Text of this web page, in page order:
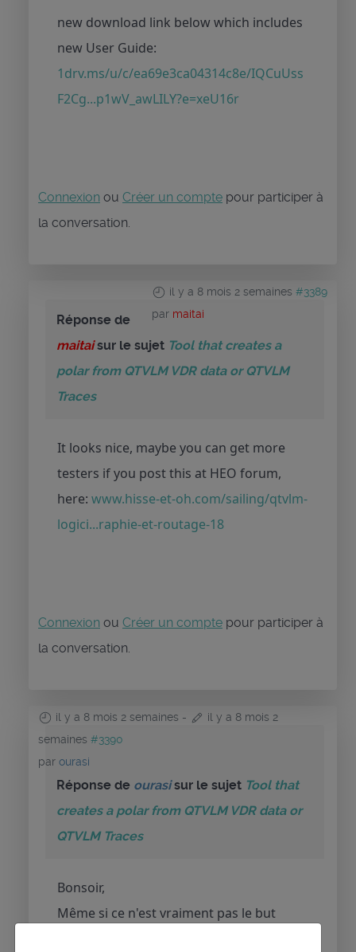
new download link below which includes
new User Guide:
1drv.ms/u/c/ea69e3ca04314c8e/IQCuUss
F2Cg...p1wV_awLILY?e=xeU16r
Connexion ou Créer un compte pour participer à
la conversation.
il y a 8 mois 2 semaines #3389
par maitai
Réponse de
maitaisur le sujet Tool that creates a
polar from QTVLM VDR data or QTVLM
Traces
It looks nice, maybe you can get more
testers if you post this at HEO forum,
here: www.hisse-et-oh.com/sailing/qtvlm-
logici...raphie-et-routage-18
Connexion ou Créer un compte pour participer à
la conversation.
il y a 8 mois 2 semaines -
il y a 8 mois 2
semaines #3390
par ourasi
Réponse de ourasisur le sujet Tool that
creates a polar from QTVLM VDR data or
QTVLM Traces
Bonsoir,
Même si ce n'est vraiment pas le but